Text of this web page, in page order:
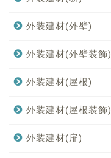
外装建材(外壁)
外装建材(外壁装飾)
外装建材(屋根)
外装建材(屋根装飾)
外装建材(扉)